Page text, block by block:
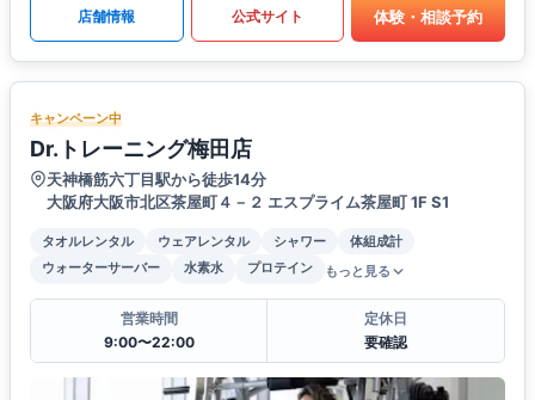
店舗情報 公式サイト 体験・相談予約
キャンペーン中
Dr.トレーニング梅田店
天神橋筋六丁目駅から徒歩14分
大阪府大阪市北区茶屋町４－２ エスプライム茶屋町 1F S1
タオルレンタル ウェアレンタル シャワー
体組成計
ウォーターサーバー
水素水 プロテイン もっと見る
営業時間
9:00〜22:00
定休日
要確認